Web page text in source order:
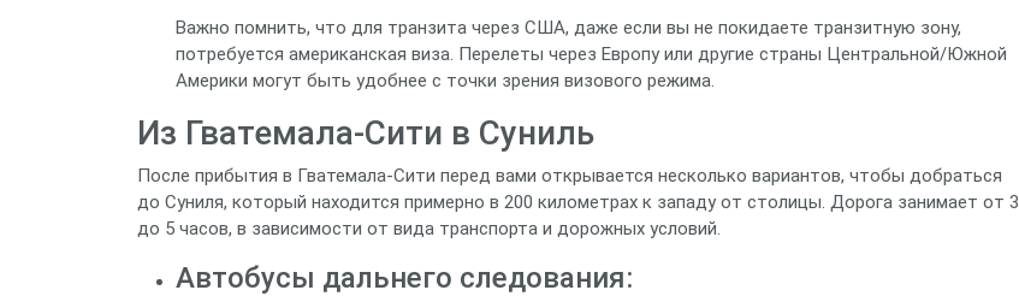
Важно помнить, что для транзита через США, даже если вы не покидаете транзитную зону,
потребуется американская виза. Перелеты через Европу или другие страны Центральной/Южной
Америки могут быть удобнее с точки зрения визового режима.
Из Гватемала-Сити в Суниль
После прибытия в Гватемала-Сити перед вами открывается несколько вариантов, чтобы добраться
до Суниля, который находится примерно в 200 километрах к западу от столицы. Дорога занимает от 3
до 5 часов, в зависимости от вида транспорта и дорожных условий.
Автобусы дальнего следования: